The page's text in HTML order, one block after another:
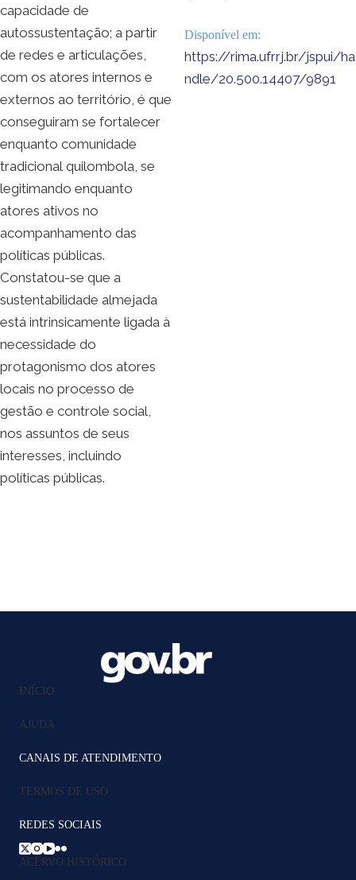
capacidade de
autossustentação; a partir
de redes e articulações,
com os atores internos e
externos ao território, é que
conseguiram se fortalecer
enquanto comunidade
tradicional quilombola, se
legitimando enquanto
atores ativos no
acompanhamento das
políticas públicas.
Constatou-se que a
sustentabilidade almejada
está intrinsicamente ligada à
necessidade do
protagonismo dos atores
locais no processo de
gestão e controle social,
nos assuntos de seus
interesses, incluindo
políticas públicas.
Disponível em:
https://rima.ufrrj.br/jspui/ha
ndle/20.500.14407/9891
INÍCIO
AJUDA
CANAIS DE ATENDIMENTO
TERMOS DE USO
REDES SOCIAIS
ACERVO HISTÓRICO